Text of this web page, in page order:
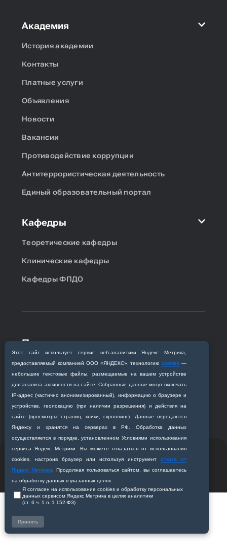
Этот сайт использует сервис веб‑аналитики Яндекс Метрика,
предоставляемый компанией ООО «ЯНДЕКС», технологиюcookies —
небольшие текстовые файлы, размещаемые на вашем устройстве
для анализа активности на сайте. Собранные данные могут включать
IP‑адрес (частично анонимизированный), информацию о браузере и
устройстве, геолокацию (при наличии разрешения) и действия на
сайте (просмотры страниц, клики, скроллинг). Данные передаются
Яндексу и хранятся на серверах в РФ. Обработка данных
осуществляется в порядке, установленном Условиями использования
сервиса Яндекс Метрики. Вы можете отказаться от использования
cookies, настроив браузер или используя инструментотказа от
Яндекс Метрики . Продолжая пользоваться сайтом, вы соглашаетесь
на обработку данных в указанных целях.
Я согласен на использование cookies и обработку персональных
данных сервисом Яндекс Метрика в целях аналитики
(ст. 6 ч. 1 п. 1 152‑ФЗ)
Принять
Академия
История академии
Контакты
Платные услуги
Объявления
Новости
Вакансии
Противодействие коррупции
Антитеррористическая деятельность
Единый образовательный портал
Кафедры
Теоретические кафедры
Клинические кафедры
Кафедры ФПДО
Приемная комиссия
Благовещенск, ул. Горького, 95
+7 (4162) 319‒016
abitur@amursma.su
Сведения об образовательной
организации
медицинская академия
Разработано студией